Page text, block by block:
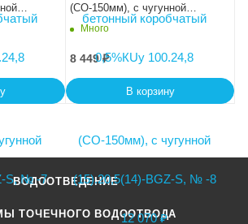
-9
(СО-150мм), с чугунной
насадкой, с уклоном
(15).19,5(13)-BGZ-S, № -10
Много
8 449₽
В корзину
ВОДООТВЕДЕНИЕ
ТОЧЕЧНОГО ВОДООТВОДА